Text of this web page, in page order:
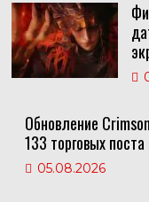
Обновление
133 торговых
05.08.2026